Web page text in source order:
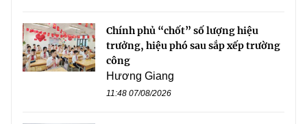
Chính phủ “chốt” số lượng hiệu
trưởng, hiệu phó sau sắp xếp trường
công
Hương Giang
11:48 07/08/2026